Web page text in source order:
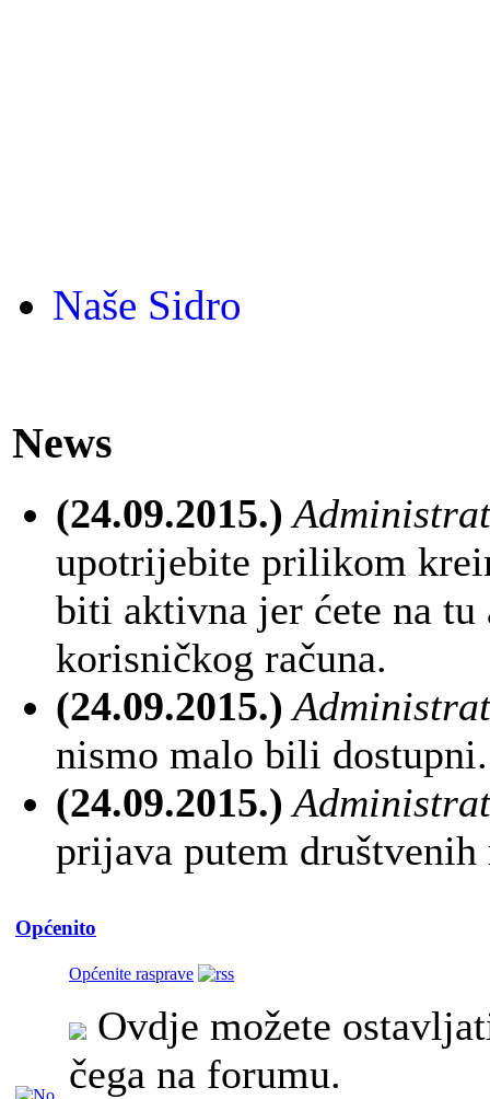
Naše Sidro
News
(24.09.2015.)
upotrijebite prilikom
biti aktivna jer ćete na
korisničkog računa.
(24.09.2015.)
nismo malo bili dostupni.
(24.09.2015.)
prijava putem društvenih
Općenito
Općenite rasprave
Ovdje možete
čega na forumu.